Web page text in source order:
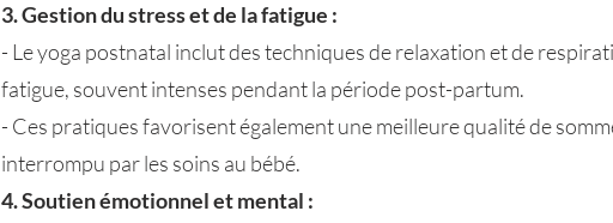
3. Gestion du stress et de la fatigue :
- Le yoga postnatal inclut des techniques de relaxation et de
fatigue, souvent intenses pendant la période post-partum.
- Ces pratiques favorisent également une meilleure qualité de
interrompu par les soins au bébé.
4. Soutien émotionnel et mental :